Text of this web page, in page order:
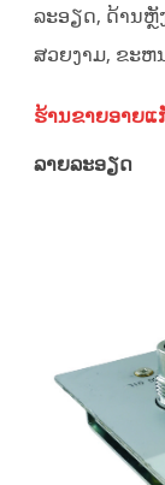
ລະອຽດ, ດ້ານຫຼັ
ສວຍງາມ, ຂະຫ
ຮ້ານຂາຍອາຍແ
ລາຍລະອຽດ